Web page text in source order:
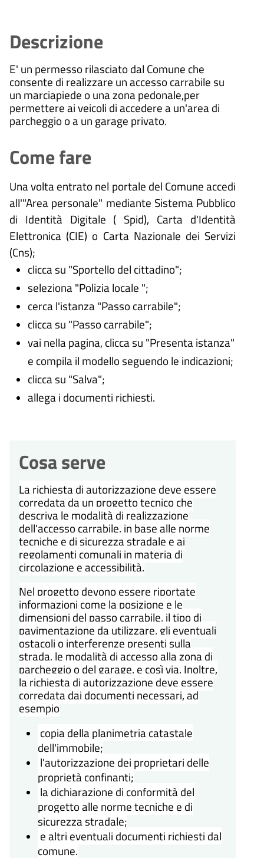
Descrizione
E' un permesso rilasciato dal Comune che
consente di realizzare un accesso carrabile su
un marciapiede o una zona pedonale,per
permettere ai veicoli di accedere a un'area di
parcheggio o a un garage privato.
Come fare
Una volta entrato nel portale del Comune accedi
all'"Area personale" mediante Sistema Pubblico
di Identità Digitale ( Spid), Carta d'Identità
Elettronica (CIE) o Carta Nazionale dei Servizi
(Cns);
clicca su "Sportello del cittadino";
seleziona "Polizia locale ";
cerca l'istanza "Passo carrabile";
clicca su "Passo carrabile";
vai nella pagina, clicca su "Presenta istanza"
e compila il modello seguendo le indicazioni;
clicca su "Salva";
allega i documenti richiesti.
Cosa serve
La richiesta di autorizzazione deve essere
corredata da un progetto tecnico che
descriva le modalità di realizzazione
dell'accesso carrabile, in base alle norme
tecniche e di sicurezza stradale e ai
regolamenti comunali in materia di
circolazione e accessibilità.
Nel progetto devono essere riportate
informazioni come la posizione e le
dimensioni del passo carrabile, il tipo di
pavimentazione da utilizzare, gli eventuali
ostacoli o interferenze presenti sulla
strada, le modalità di accesso alla zona di
parcheggio o del garage, e così via. Inoltre,
la richiesta di autorizzazione deve essere
corredata dai documenti necessari, ad
esempio
copia della planimetria catastale
dell'immobile;
l'autorizzazione dei proprietari delle
proprietà confinanti;
la dichiarazione di conformità del
progetto alle norme tecniche e di
sicurezza stradale;
e altri eventuali documenti richiesti dal
comune.